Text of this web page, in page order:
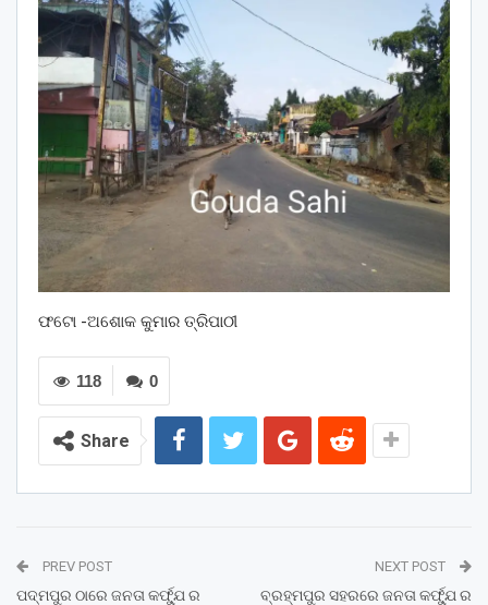
ଫଟୋ -ଅଶୋକ କୁମାର ତ୍ରିପାଠୀ
0
118
Share
PREV POST
ପଦ୍ମପୁର ଠାରେ ଜନତା କର୍ଫ୍ଯୁ ର
NEXT POST
ବ୍ରହ୍ମପୁର ସହରରେ ଜନତା କର୍ଫ୍ଯୁ ର